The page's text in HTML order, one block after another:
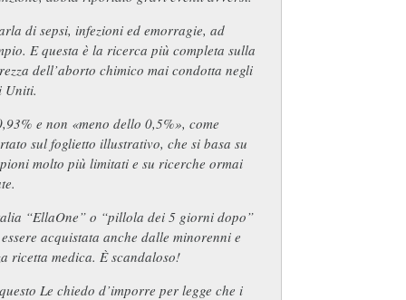
di sepsi, infezioni ed emorragie, ad
E questa è la ricerca più completa sulla
dell’aborto chimico mai condotta negli
Uniti.
e non «meno dello 0,5%», come
sul foglietto illustrativo, che si basa su
molto più limitati e su ricerche ormai
“EllaOne” o “pillola dei 5 giorni dopo”
acquistata anche dalle minorenni e
ricetta medica. È scandaloso!
Le chiedo d’imporre per legge che i